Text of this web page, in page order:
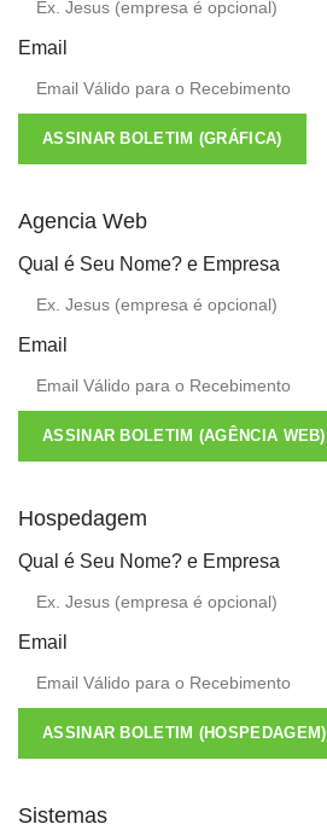
Email
ASSINAR BOLETIM (GRÁFICA)
Agencia Web
Qual é Seu Nome? e Empresa
Email
ASSINAR BOLETIM (AGÊNCIA WEB)
Hospedagem
Qual é Seu Nome? e Empresa
Email
ASSINAR BOLETIM (HOSPEDAGEM)
Sistemas